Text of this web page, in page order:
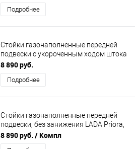
Подробнее
Стойки газонаполненные передней
подвески с укороченным ходом штока
-50мм ВАЗ 2110-12, серия SPORT
8 890 руб.
Подробнее
Стойки газонаполненные передней
подвески, без занижения LADA Priora,
серия SPORT
8 890 руб. / Компл